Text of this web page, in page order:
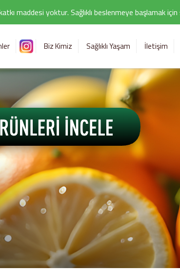
maddesi yoktur. Sağlıklı beslenmeye başlamak
Biz Kimiz Sağlıklı Yaşam İletişim